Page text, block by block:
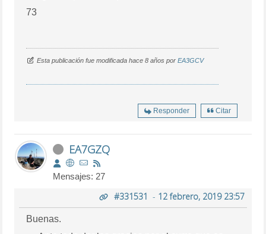
73
Esta publicación fue modificada hace 8 años porEA3GCV
Responder Citar
EA7GZQ
Mensajes: 27
#331531 - 12 febrero, 2019 23:57
Buenas.